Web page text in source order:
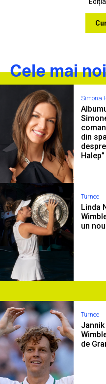
Cele mai noi
Simona
din
Halep”
Turnee
Linda
un
Turnee
de